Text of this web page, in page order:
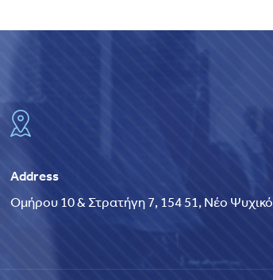
Address
Ομήρου 10 & Στρατήγη 7, 154 51, Νέο Ψυχικό